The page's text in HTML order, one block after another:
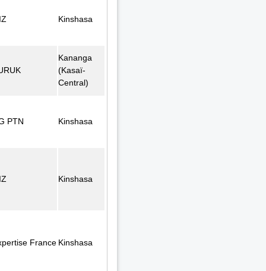
Kinshasa
Kananga
(Kasaï-
Central)
PTN Kinshasa
Kinshasa
France Kinshasa